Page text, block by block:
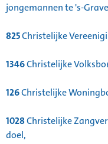
jongemannen te 's-
825Christelijke
1346Christelijke
126Christelijke
1028Christelijke
doel,